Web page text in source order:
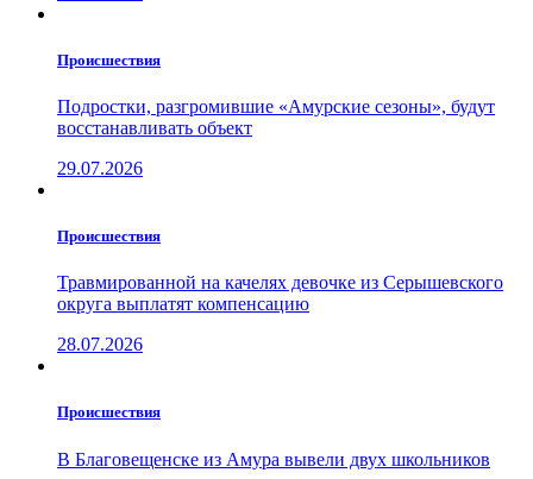
Проиcшествия
Подростки, разгромившие «Амурские сезоны», будут
восстанавливать объект
29.07.2026
Проиcшествия
Травмированной на качелях девочке из Серышевского
округа выплатят компенсацию
28.07.2026
Проиcшествия
В Благовещенске из Амура вывели двух школьников